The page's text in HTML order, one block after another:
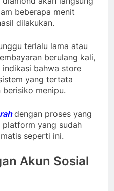
beberapa menit
dilakukan.
terlalu lama atau
berulang kali,
bahwa store
yang tertata
menipu.
dengan proses yang
platform yang sudah
seperti ini.
Akun Sosial